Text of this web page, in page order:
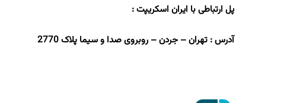
پل ارتباطی با ایران اسکریپت :
آدرس : تهران–جردن–روبروی صدا و سیما پلاک 2770